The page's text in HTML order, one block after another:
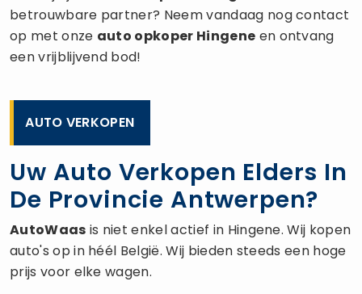
betrouwbare partner? Neem vandaag nog contact
op met onze auto opkoper Hingene en ontvang
een vrijblijvend bod!
AUTO VERKOPEN
Uw Auto Verkopen Elders In
De Provincie Antwerpen?
AutoWaas is niet enkel actief in Hingene. Wij kopen
auto's op in héél België. Wij bieden steeds een hoge
prijs voor elke wagen.